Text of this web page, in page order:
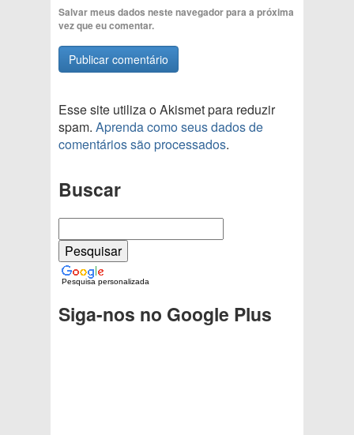
Salvar meus dados neste navegador para a próxima
vez que eu comentar.
Esse site utiliza o Akismet para reduzir
spam. Aprenda como seus dados de
comentários são processados.
Buscar
Pesquisa personalizada
Siga-nos no Google Plus